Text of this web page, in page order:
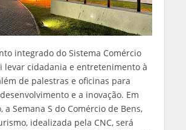
integrado do Sistema Comércio
levar cidadania e entretenimento à
de palestras e oficinas para
e a inovação. Em
a Semana S do Comércio de Bens,
idealizada pela CNC, será